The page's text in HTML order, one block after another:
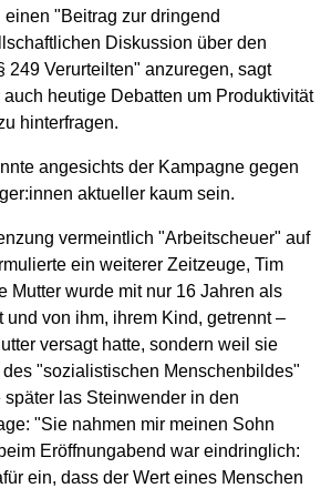
einen "Beitrag zur dringend
Diskussion über den
249 Verurteilten" anzuregen, sagt
heutige Debatten um Produktivität
hinterfragen.
angesichts der Kampagne gegen
aktueller kaum sein.
vermeintlich "Arbeitscheuer" auf
ein weiterer Zeitzeuge, Tim
Mutter wurde mit nur 16 Jahren als
von ihm, ihrem Kind, getrennt –
versagt hatte, sondern weil sie
"sozialistischen Menschenbildes"
später las Steinwender in den
"Sie nahmen mir meinen Sohn
Eröffnungabend war eindringlich:
ein, dass der Wert eines Menschen